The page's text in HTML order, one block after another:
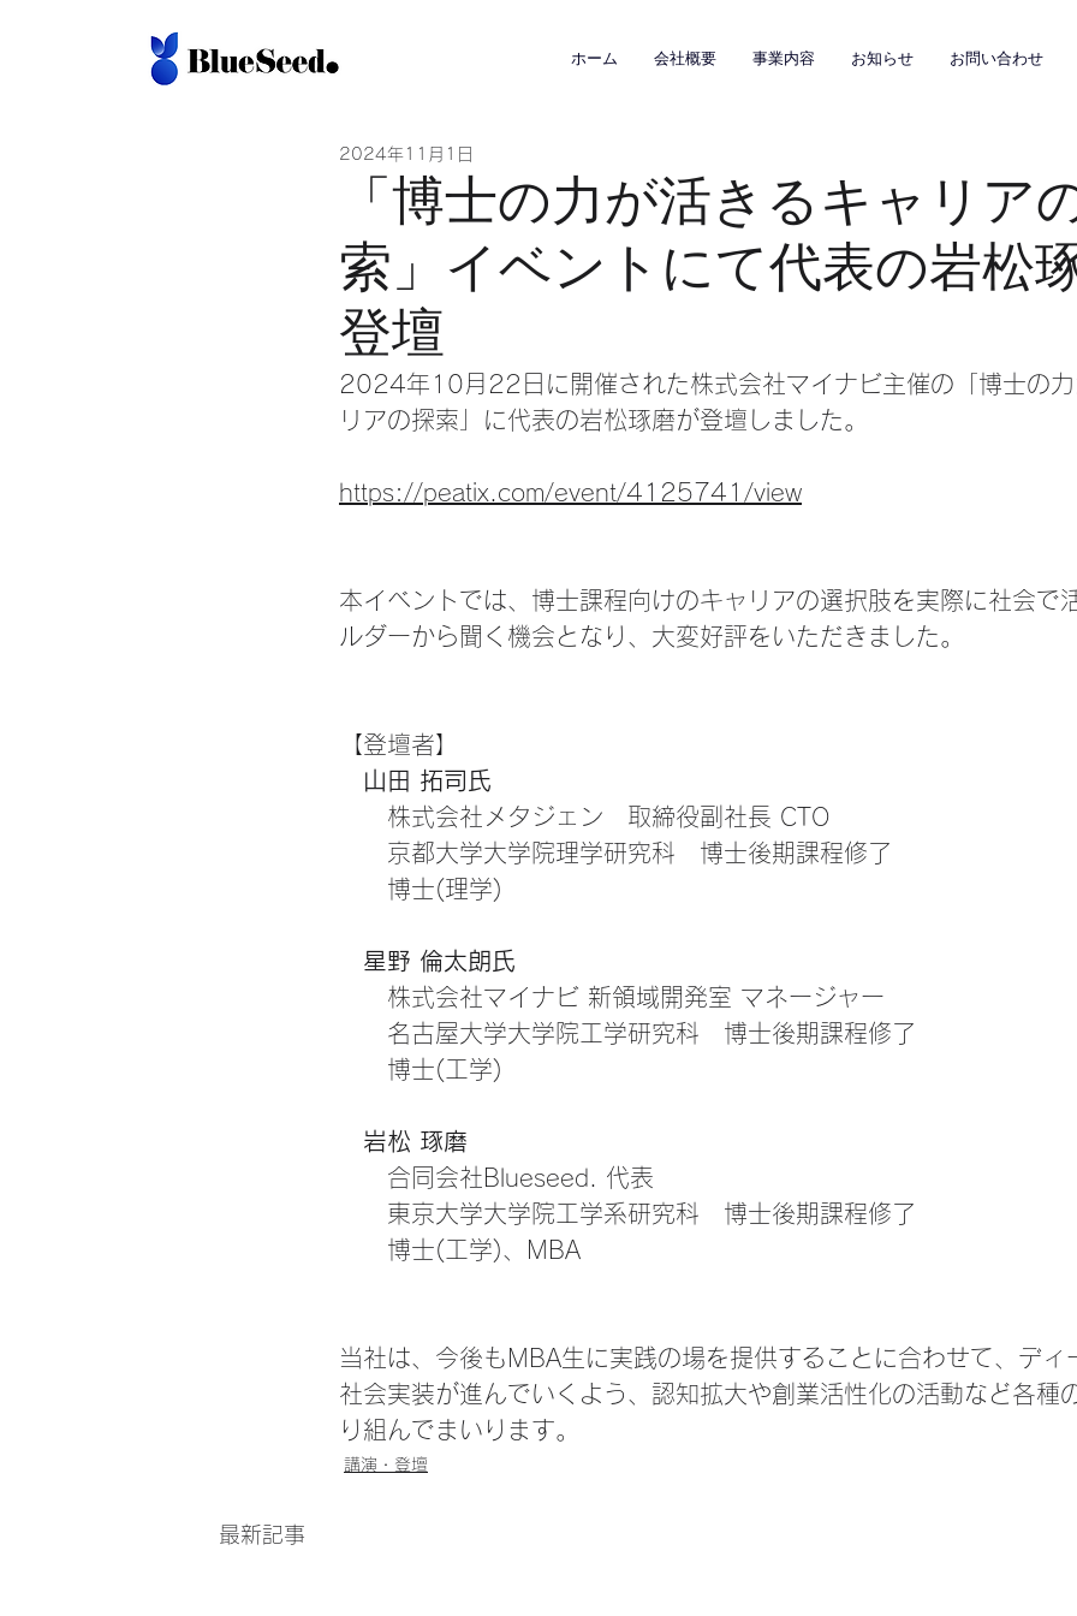
ホーム 会社概要 事業内容 お知らせ お問い合わせ
「博士の力が活きるキャリア
索」イベントにて代表の岩松
登壇
2024年11月1日
2024年10月22日に開催された株式会社マイナビ主催の「博士の力
リアの探索」に代表の岩松琢磨が登壇しました。
https://peatix.com/event/4125741/view
本イベントでは、博士課程向けのキャリアの選択肢を実際に社会で
ルダーから聞く機会となり、大変好評をいただきました。
【登壇者】
山田 拓司氏
株式会社メタジェン　取締役副社長 CTO
京都大学大学院理学研究科　博士後期課程修了
博士(理学)​
星野 倫太朗氏
株式会社マイナビ 新領域開発室 マネージャー
名古屋大学大学院工学研究科　博士後期課程修了
博士(工学)
岩松 琢磨
合同会社Blueseed. 代表
東京大学大学院工学系研究科　博士後期課程修了​
博士(工学)、MBA​
当社は、今後もMBA生に実践の場を提供することに合わせて、ディ
社会実装が進んでいくよう、認知拡大や創業活性化の活動など各種
り組んでまいります。
講演・登壇
最新記事